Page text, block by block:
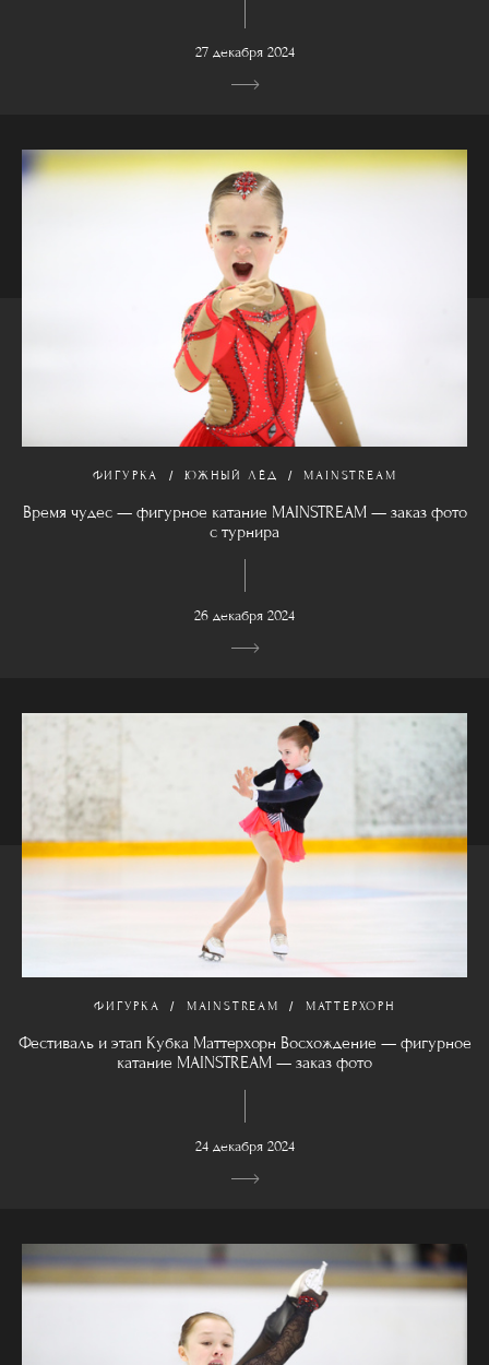
27 декабря 2024
ФИГУРКА ЮЖНЫЙ ЛЁД MAINSTREAM
Время чудес — фигурное катание MAINSTREAM — заказ фото
с турнира
26 декабря 2024
ФИГУРКА MAINSTREAM МАТТЕРХОРН
Фестиваль и этап Кубка Маттерхорн Восхождение — фигурное
катание MAINSTREAM — заказ фото
24 декабря 2024